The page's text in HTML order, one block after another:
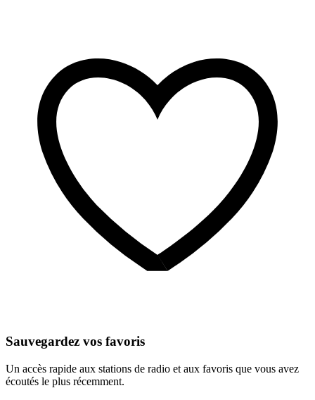
Sauvegardez vos favoris
Un accès rapide aux stations de radio et aux favoris que vous avez
écoutés le plus récemment.